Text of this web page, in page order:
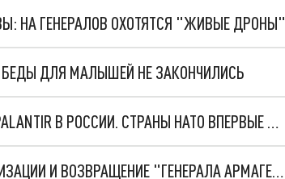
НА ГЕНЕРАЛОВ ОХОТЯТСЯ "ЖИВЫЕ ДРОНЫ"
ДЛЯ МАЛЫШЕЙ НЕ ЗАКОНЧИЛИСЬ
"ОЧЕНЬ ПЛОХИЕ НОВОСТИ": БОЛЬШАЯ ОШИБКА PALANTIR В РОССИИ. СТРАНЫ НАТО ВПЕРВЫЕ ЗА СВО ОСТАНОВИЛИ ПОСТАВКИ ОРУЖИЯ. ВСУ ТЕРЯЮТ ПРИГРАНИЧЬЕ?
ТРИ ГЛАВНЫХ ИНСАЙДА ОБ СВО. ОТМЕНА МОБИЛИЗАЦИИ И ВОЗВРАЩЕНИЕ "ГЕНЕРАЛА АРМАГЕДДОНА"? ОТЛИЧНЫЕ НОВОСТИ, КОТОРЫЕ ЖДАЛИ ВСЕ